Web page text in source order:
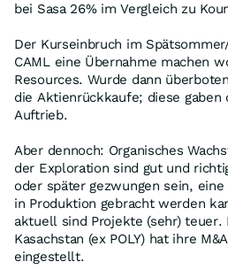
bei Sasa 26% im Vergleich zu
Der Kurseinbruch im
CAML eine Übernahme machen
Resources. Wurde dann
die Aktienrückkaufe; diese gaben
Auftrieb.
Aber dennoch: Organisches
der Exploration sind gut und
oder später gezwungen sein,
in Produktion gebracht werden
aktuell sind Projekte (sehr)
Kasachstan (ex POLY) hat ihre
eingestellt.